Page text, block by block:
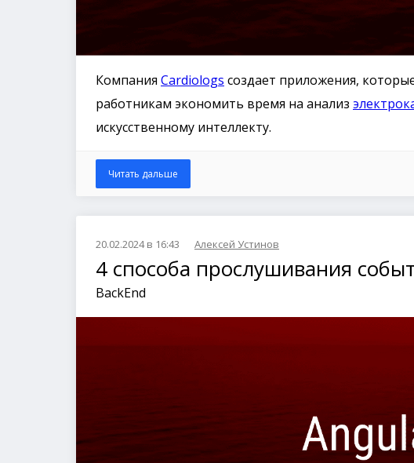
Компания Cardiologs создает приложения,
работникам экономить время на анализ
искусственному интеллекту.
Читать дальше
20.02.2024 в 16:43 Алексей Устинов
4 способа прослушивания
BackEnd